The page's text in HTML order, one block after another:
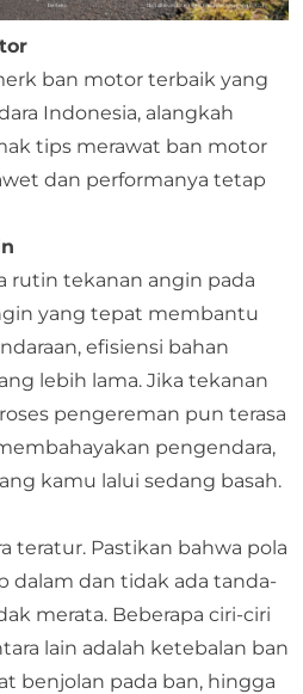
ban motor terbaik yang
Indonesia, alangkah
tips merawat ban motor
dan performanya tetap
rutin tekanan angin pada
yang tepat membantu
efisiensi bahan
lebih lama. Jika tekanan
pengereman pun terasa
pengendara,
kamu lalui sedang basah.
teratur. Pastikan bahwa pola
dalam dan tidak ada tanda-
merata. Beberapa ciri-ciri
lain adalah ketebalan ban
benjolan pada ban, hingga